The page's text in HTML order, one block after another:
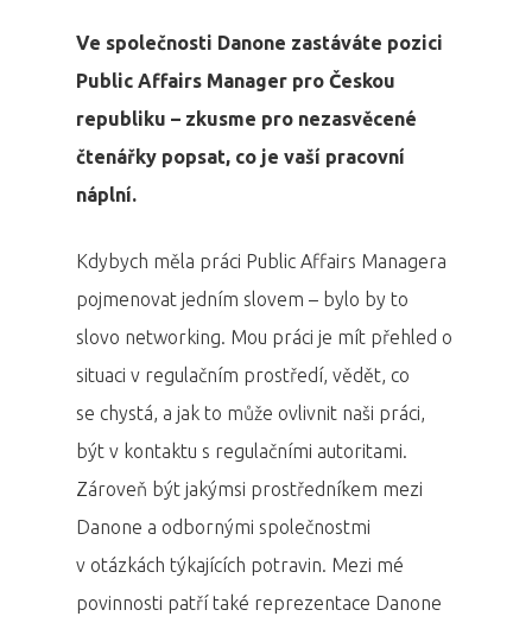
Ve společnosti Danone zastáváte pozici
Public Affairs Manager pro Českou
republiku – zkusme pro nezasvěcené
čtenářky popsat, co je vaší pracovní
náplní.
Kdybych měla práci Public Affairs Managera
pojmenovat jedním slovem – bylo by to
slovo networking. Mou práci je mít přehled o
situaci v regulačním prostředí, vědět, co
se chystá, a jak to může ovlivnit naši práci,
být v kontaktu s regulačními autoritami.
Zároveň být jakýmsi prostředníkem mezi
Danone a odbornými společnostmi
v otázkách týkajících potravin. Mezi mé
povinnosti patří také reprezentace Danone